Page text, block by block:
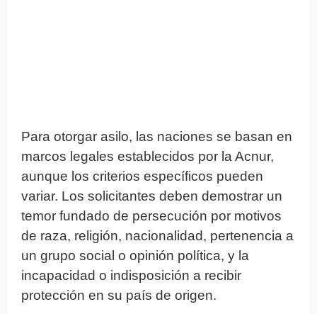
Para otorgar asilo, las naciones se basan en
marcos legales establecidos por la Acnur,
aunque los criterios específicos pueden
variar. Los solicitantes deben demostrar un
temor fundado de persecución por motivos
de raza, religión, nacionalidad, pertenencia a
un grupo social o opinión política, y la
incapacidad o indisposición a recibir
protección en su país de origen.